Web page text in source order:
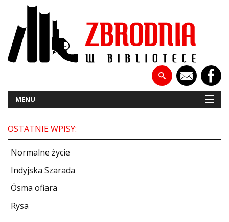
MENU
PATRONATY
WYWIADY
RECENZJE
OSTATNIE WPISY:
Normalne życie
Indyjska Szarada
Ósma ofiara
Rysa